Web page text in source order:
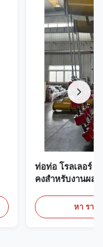
ท่อท่อ โรลเลอร์
คงสําหรับงานผส
หา ราค